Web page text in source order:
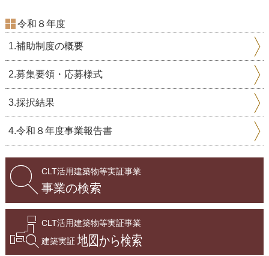
令和８年度
1.補助制度の概要
2.募集要領・応募様式
3.採択結果
4.令和８年度事業報告書
CLT活用建築物等実証事業
事業の検索
CLT活用建築物等実証事業
建築実証 地図から検索